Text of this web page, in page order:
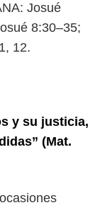
Josué
8:30–35;
12.
y su justicia,
(Mat.